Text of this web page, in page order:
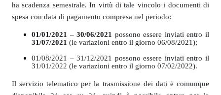
ha scadenza semestrale. In virtù di tale vincolo i documenti di
spesa con data di pagamento compresa nel periodo:
01/01/2021 – 30/06/2021 possono essere inviati entro il
31/07/2021 (le variazioni entro il giorno 06/08/2021);
01/08/2021 – 31/12/2021 possono essere inviati entro il
31/01/2022 (le variazioni entro il giorno 07/02/2022).
Il servizio telematico per la trasmissione dei dati è comunque